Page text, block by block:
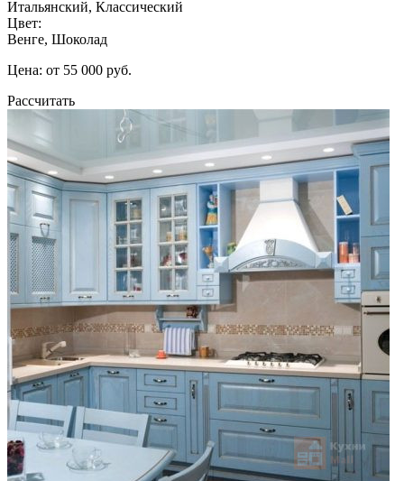
Итальянский, Классический
Цвет:
Венге, Шоколад
Цена: от 55 000 руб.
Рассчитать